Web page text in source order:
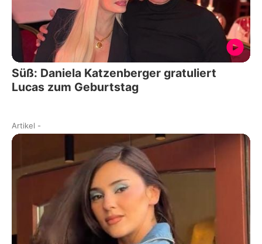
Süß: Daniela Katzenberger gratuliert
Lucas zum Geburtstag
Artikel -